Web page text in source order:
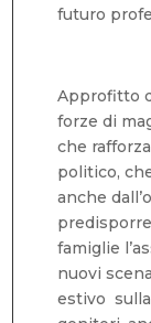
futuro
Approfitto
forze di
che
politico,
anche
famiglie
nuovi
estivo